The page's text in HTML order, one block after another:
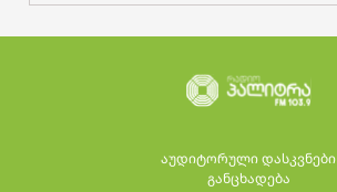
აუდიტორული დასკვნები
განცხადება